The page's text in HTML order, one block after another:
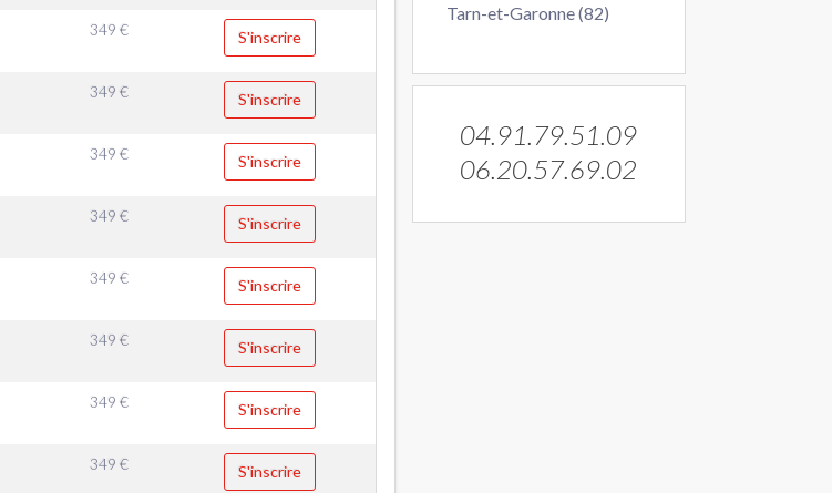
349 € S'inscrire
349 € S'inscrire
349 € S'inscrire
349 € S'inscrire
349 € S'inscrire
349 € S'inscrire
349 € S'inscrire
349 € S'inscrire
Tarn-et-Garonne (82)
04.91.79.51.09
06.20.57.69.02